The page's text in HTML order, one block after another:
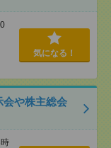
気になる！
会や株主総会